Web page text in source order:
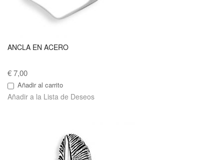
ANCLA EN ACERO
€ 7,00
Añadir al carrito
Añadir a la Lista de Deseos